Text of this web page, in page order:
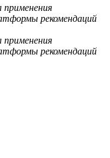
рекомендаций
рекомендаций